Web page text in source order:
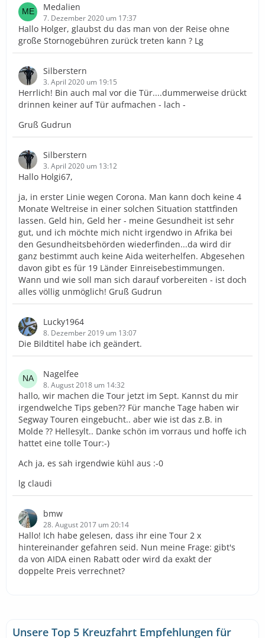
Medalien
7. Dezember 2020 um 17:37
Hallo Holger, glaubst du das man von der Reise ohne
große Stornogebühren zurück treten kann ? Lg
Silberstern
3. April 2020 um 19:15
Herrlich! Bin auch mal vor die Tür....dummerweise drückt
drinnen keiner auf Tür aufmachen - lach -
Gruß Gudrun
Silberstern
3. April 2020 um 13:12
Hallo Holgi67,
ja, in erster Linie wegen Corona. Man kann doch keine 4
Monate Weltreise in einer solchen Situation stattfinden
lassen. Geld hin, Geld her - meine Gesundheit ist sehr
gut, und ich möchte mich nicht irgendwo in Afrika bei
den Gesundheitsbehörden wiederfinden...da wird dir
ganz bestimmt auch keine Aida weiterhelfen. Abgesehen
davon gibt es für 19 Länder Einreisebestimmungen.
Wann und wie soll man sich darauf vorbereiten - ist doch
alles völlig unmöglich! Gruß Gudrun
Lucky1964
8. Dezember 2019 um 13:07
Die Bildtitel habe ich geändert.
Nagelfee
8. August 2018 um 14:32
hallo, wir machen die Tour jetzt im Sept. Kannst du mir
irgendwelche Tips geben?? Für manche Tage haben wir
Segway Touren eingebucht.. aber wie ist das z.B. in
Molde ?? Hellesylt.. Danke schön im vorraus und hoffe ich
hattet eine tolle Tour:-)
Ach ja, es sah irgendwie kühl aus :-0
lg claudi
bmw
28. August 2017 um 20:14
Hallo! Ich habe gelesen, dass ihr eine Tour 2 x
hintereinander gefahren seid. Nun meine Frage: gibt's
da von AIDA einen Rabatt oder wird da exakt der
doppelte Preis verrechnet?
Unsere Top 5 Kreuzfahrt Empfehlungen für